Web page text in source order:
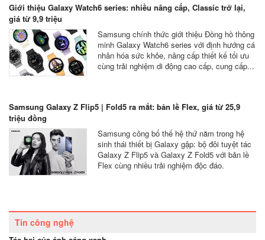
Giới thiệu Galaxy Watch6 series: nhiều nâng cấp, Classic trở lại,
giá từ 9,9 triệu
Samsung chính thức giới thiệu Đồng hồ thông
minh Galaxy Watch6 series với định hướng cá
nhân hóa sức khỏe, nâng cấp thiết kế tối ưu
cùng trải nghiệm di động cao cấp, cung cấp...
Samsung Galaxy Z Flip5 | Fold5 ra mắt: bản lề Flex, giá từ 25,9
triệu đồng
Samsung công bố thế hệ thứ năm trong hệ
sinh thái thiết bị Galaxy gập: bộ đôi tuyệt tác
Galaxy Z Flip5 và Galaxy Z Fold5 với bản lề
Flex cùng nhiều trải nghiệm độc đáo.
Tin công nghệ